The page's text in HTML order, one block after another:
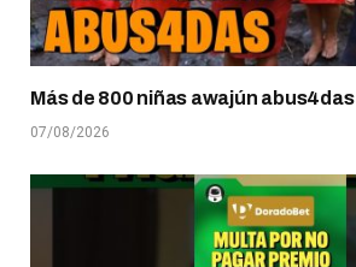
Más de 800 niñas awajún abus4das
07/08/2026